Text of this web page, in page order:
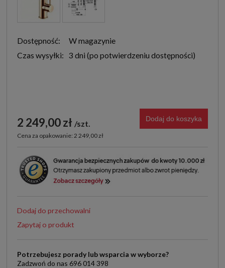
Dostępność:
W magazynie
Czas wysyłki: 3 dni
2 249,00 zł szt.
Cena za opakowanie: 2 249,00 zł
Dodaj do koszyka
Dodaj do przechowalni
Zapytaj o produkt
Potrzebujesz porady lub wsparcia w wyborze?
Zadzwoń do nas 696 014 398